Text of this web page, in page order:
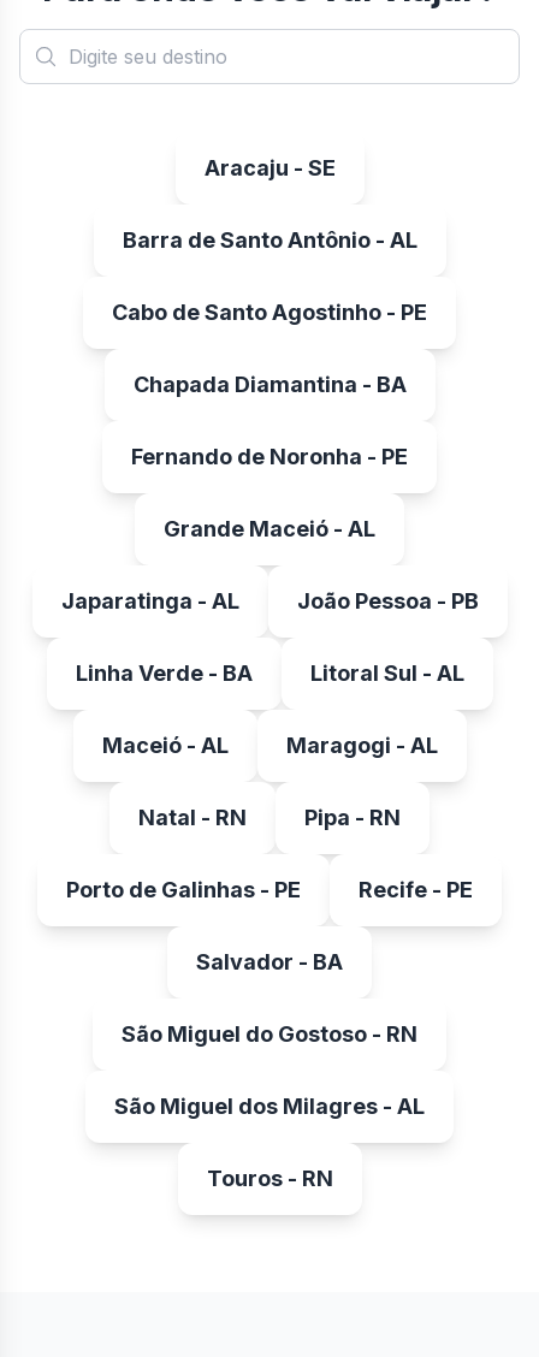
Aracaju - SE
Barra de Santo Antônio - AL
Cabo de Santo Agostinho - PE
Chapada Diamantina - BA
Fernando de Noronha - PE
Grande Maceió - AL
Japaratinga - AL João Pessoa - PB
Linha Verde - BA Litoral Sul - AL
Maceió - AL Maragogi - AL
Natal - RN Pipa - RN
Porto de Galinhas - PE Recife - PE
Salvador - BA
São Miguel do Gostoso - RN
São Miguel dos Milagres - AL
Touros - RN